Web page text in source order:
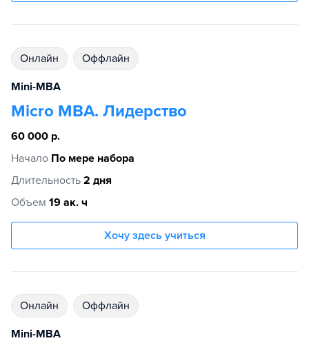
Онлайн Оффлайн
Mini-MBA
Micro MBA. Лидерство
60 000 р.
Начало По мере набора
Длительность 2 дня
Объем 19 ак. ч
Хочу здесь учиться
Онлайн Оффлайн
Mini-MBA